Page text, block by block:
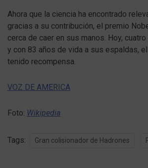
Ahora que la ciencia ha encontrado
gracias a su contribución, el premio
cerca de caer en sus manos. Hoy,
y con 83 años de vida a sus espaldas,
tenido recompensa.
VOZ DE AMERICA
Foto: Wikipedia
Tags: Gran colisionador de Hadrones